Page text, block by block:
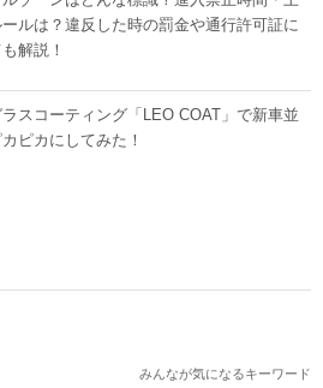
ールは？違反した時の罰金や通行許可証に
解説！
スコーティング「LEO COAT」で新車並
ピカにしてみた！
みんなが気になるキーワード